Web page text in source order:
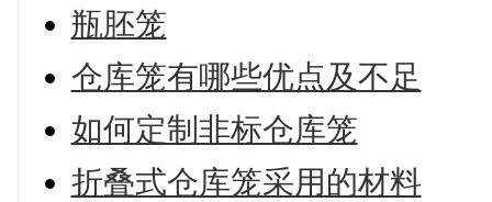
瓶胚笼
仓库笼有哪些优点及不足
如何定制非标仓库笼
折叠式仓库笼采用的材料